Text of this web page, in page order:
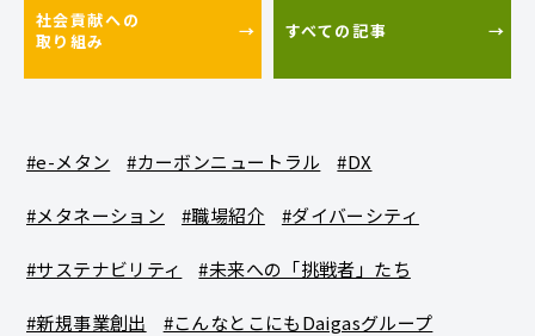
社会貢献への
取り組み
すべての記事
#e-メタン #カーボンニュートラル #DX
#メタネーション #職場紹介 #ダイバーシティ
#サステナビリティ #未来への「挑戦者」たち
#新規事業創出 #こんなとこにもDaigasグループ